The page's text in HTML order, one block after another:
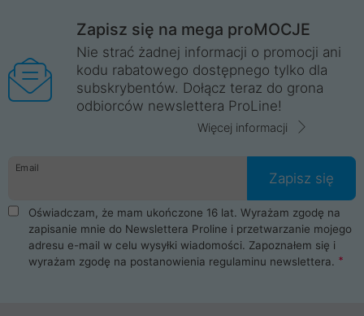
Zapisz się na mega proMOCJE
Nie strać żadnej informacji o promocji ani
kodu rabatowego dostępnego tylko dla
subskrybentów. Dołącz teraz do grona
odbiorców newslettera ProLine!
Więcej informacji
Email
Zapisz się
Oświadczam, że mam ukończone 16 lat. Wyrażam zgodę na
zapisanie mnie do Newslettera Proline i przetwarzanie mojego
adresu e-mail w celu wysyłki wiadomości. Zapoznałem się i
wyrażam zgodę na postanowienia regulaminu newslettera.